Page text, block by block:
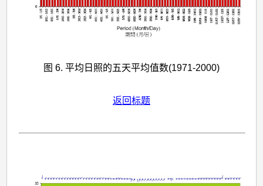
图 6. 平均日照的五天平均值数(1971-2000)
返回标题